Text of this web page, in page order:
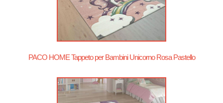
PACO HOME Tappeto per Bambini Unicorno Rosa Pastello